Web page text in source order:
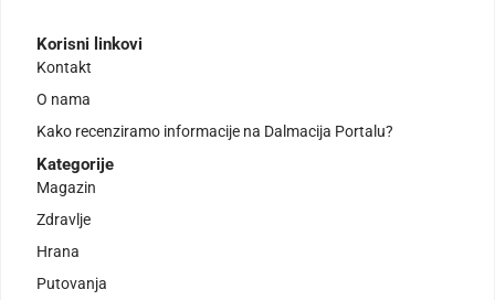
Korisni linkovi
Kontakt
O nama
Kako recenziramo informacije na Dalmacija Portalu?
Kategorije
Magazin
Zdravlje
Hrana
Putovanja